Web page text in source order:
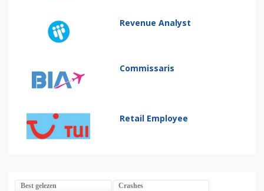
Revenue Analyst
Commissaris
Retail Employee
Best gelezen Crashes